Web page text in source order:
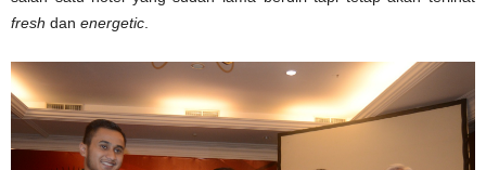
fresh dan energetic